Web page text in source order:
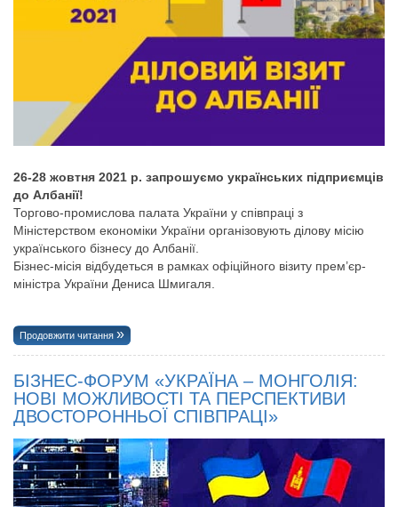
26-28 жовтня 2021 р. запрошуємо українських підприємців
до Албанії!
Торгово-промислова палата України у співпраці з
Міністерством економіки України організовують ділову місію
українського бізнесу до Албанії.
Бізнес-місія відбудеться в рамках офіційного візиту прем’єр-
міністра України Дениса Шмигаля.
Продовжити читання
БІЗНЕС-ФОРУМ «УКРАЇНА – МОНГОЛІЯ:
НОВІ МОЖЛИВОСТІ ТА ПЕРСПЕКТИВИ
ДВОСТОРОННЬОЇ СПІВПРАЦІ»